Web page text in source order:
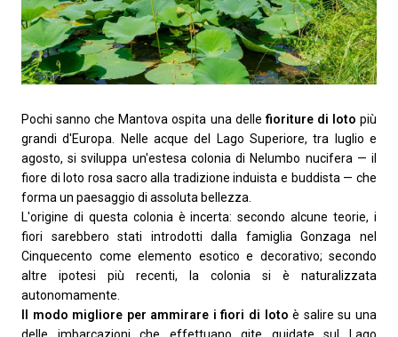
Pochi sanno che Mantova ospita una dellefioriture di loto più
grandi d'Europa. Nelle acque del Lago Superiore, tra luglio e
agosto, si sviluppa un'estesa colonia di Nelumbo nucifera— il
fiore di loto rosa sacro alla tradizione induista e buddista — che
forma un paesaggio di assoluta bellezza.
L'origine di questa colonia è incerta: secondo alcune teorie, i
fiori sarebbero stati introdotti dalla famiglia Gonzaga nel
Cinquecento come elemento esotico e decorativo; secondo
altre ipotesi più recenti, la colonia si è naturalizzata
autonomamente.
Il modo migliore per ammirare i fiori di loto è salire su una